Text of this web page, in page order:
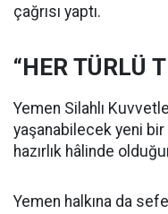
çağrısı yaptı.
“HER TÜRLÜ
Yemen Silahlı
yaşanabilecek yeni bir
hazırlık hâlinde
Yemen halkına da